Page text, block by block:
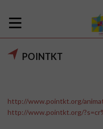
POINTKT
http://www.pointkt.org/
http://www.pointkt.org/